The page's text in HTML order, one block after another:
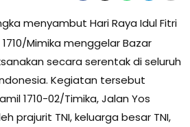
menyambut Hari Raya Idul Fitri
Mimika menggelar Bazar
secara serentak di seluruh
Kegiatan tersebut
1710-02/Timika, Jalan Yos
prajurit TNI, keluarga besar TNI,